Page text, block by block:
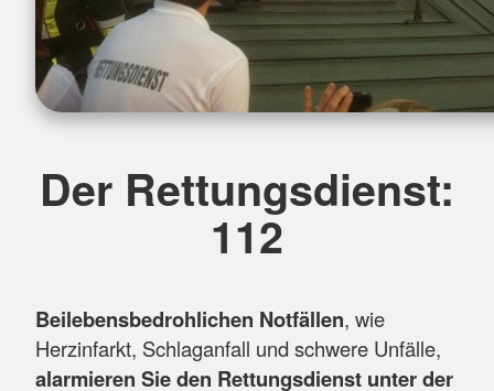
Der Rettungsdienst:
112
Beilebensbedrohlichen Notfällen, wie
Herzinfarkt, Schlaganfall und schwere Unfälle,
alarmieren Sie den Rettungsdienst unter der